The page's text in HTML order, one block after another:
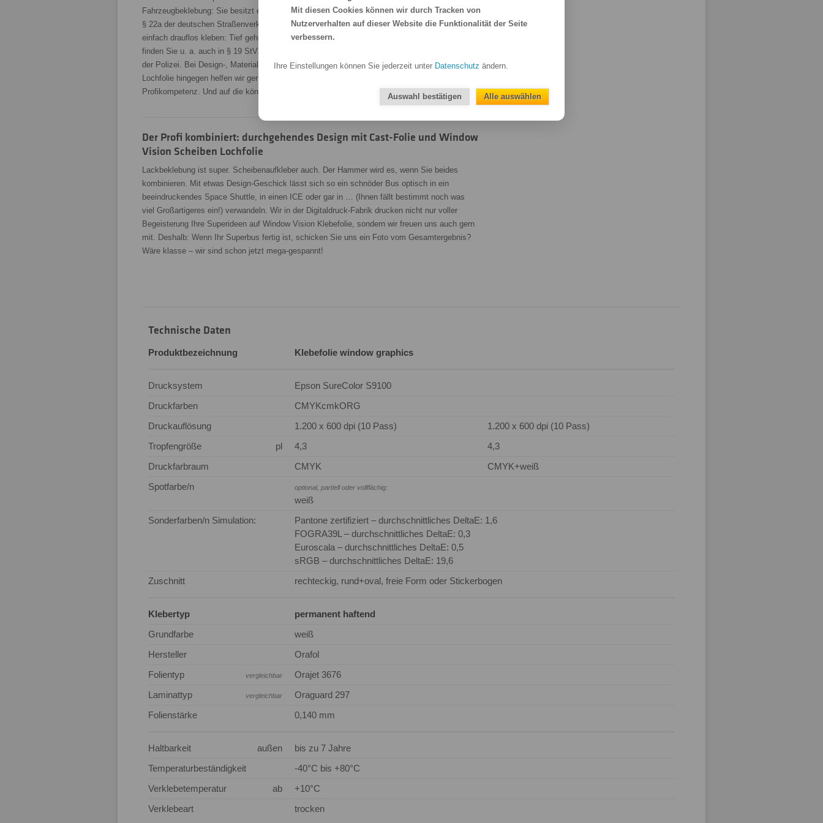
Fahrzeugbeklebung: Sie besitzt eine deutsche allgemeine Bauartgenehmigung (ABG) nach
§ 22a der deutschen Straßenverkehr-Zulassungsordnung (StVZO). Dennoch sollten Sie nicht
einfach drauflos kleben: Tief gehende Informationen zu den Regeln für Fahrzeugbeklebung
finden Sie u. a. auch in § 19 StVZO und bei der zuständigen TÜV- oder DEKRA-Prüfstelle oder
der Polizei. Bei Design-, Material- und Verarbeitungsfragen zu unseren Window Graphics
Lochfolie hingegen helfen wir gern weiter – das ist schließlich unsere Digitaldruck-Fabrik
Profikompetenz. Und auf die können Sie sich verlassen!
Der Profi kombiniert: durchgehendes Design mit Cast-Folie und Window
Vision Scheiben Lochfolie
Lackbeklebung ist super. Scheibenaufkleber auch. Der Hammer wird es, wenn Sie beides
kombinieren. Mit etwas Design-Geschick lässt sich so ein schnöder Bus optisch in ein
beeindruckendes Space Shuttle, in einen ICE oder gar in … (Ihnen fällt bestimmt noch was
viel Großartigeres ein!) verwandeln. Wir in der Digitaldruck-Fabrik drucken nicht nur voller
Begeisterung Ihre Superideen auf Window Vision Klebefolie, sondern wir freuen uns auch gern
mit. Deshalb: Wenn Ihr Superbus fertig ist, schicken Sie uns ein Foto vom Gesamtergebnis?
Wäre klasse – wir sind schon jetzt mega-gespannt!
Technische Daten
Produktbezeichnung Klebefolie window graphics
Drucksystem
Epson SureColor S9100
Druckfarben
CMYKcmkORG
Druckauflösung
1.200 x 600 dpi (10 Pass)
1.200 x 600 dpi (10 Pass)
Tropfengröße
pl 4,3
4,3
Druckfarbraum
CMYK
CMYK+weiß
Spotfarbe/n
optional, partiell oder vollflächig:
weiß
Sonderfarben/n Simulation:
Pantone zertifiziert – durchschnittliches DeltaE: 1,6
FOGRA39L – durchschnittliches DeltaE: 0,3
Euroscala – durchschnittliches DeltaE: 0,5
sRGB – durchschnittliches DeltaE: 19,6
Zuschnitt
rechteckig, rund+oval, freie Form oder Stickerbogen
Klebertyp
permanent haftend
Grundfarbe
weiß
Hersteller
Orafol
Folientyp
vergleichbar
Orajet 3676
Laminattyp
vergleichbar
Oraguard 297
Folienstärke
0,140 mm
Haltbarkeit außen
bis zu 7 Jahre
Temperaturbeständigkeit
-40°C bis +80°C
Verklebetemperatur
ab
+10°C
Verklebeart
trocken
Mit diesen Cookies können wir durch Tracken von
Nutzerverhalten auf dieser Website die Funktionalität der Seite
verbessern.
Ihre Einstellungen können Sie jederzeit unter Datenschutz ändern.
Alle auswählen
Auswahl bestätigen